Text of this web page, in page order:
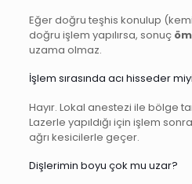
Eğer doğru teşhis konulup
doğru işlem yapılırsa, sonuç
uzama olmaz.
İşlem sırasında acı hisseder
Hayır. Lokal anestezi ile bölge
Lazerle yapıldığı için işlem
ağrı kesicilerle geçer.
Dişlerimin boyu çok mu uzar?